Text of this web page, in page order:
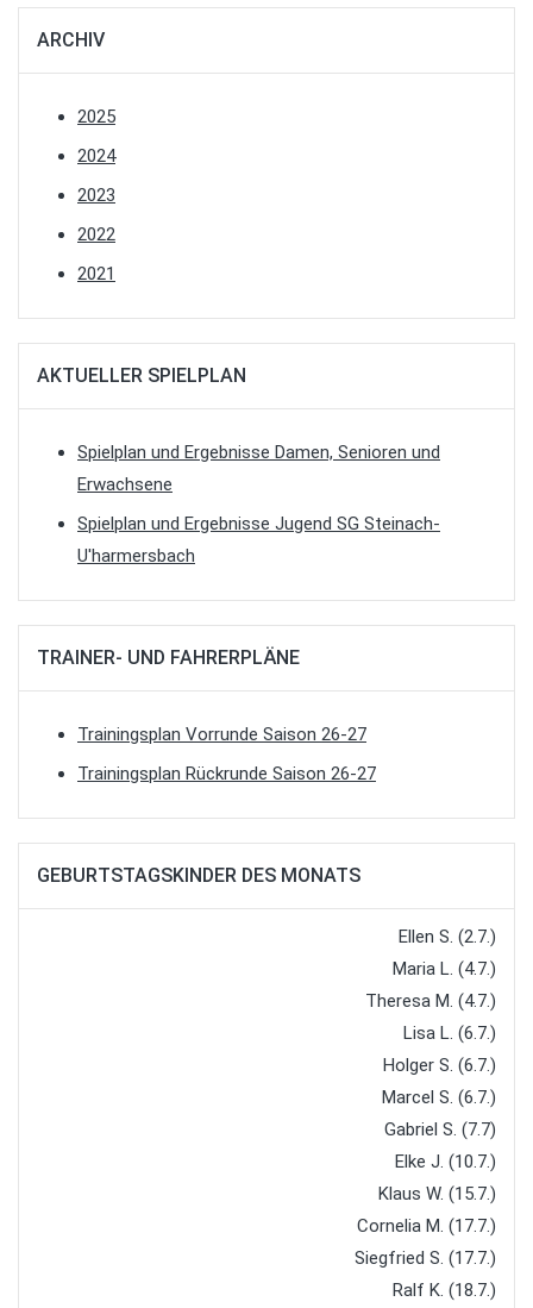
ARCHIV
2025
2024
2023
2022
2021
AKTUELLER SPIELPLAN
Spielplan und Ergebnisse Damen, Senioren und
Erwachsene
Spielplan und Ergebnisse Jugend SG Steinach-
U'harmersbach
TRAINER- UND FAHRERPLÄNE
Trainingsplan Vorrunde Saison 26-27
Trainingsplan Rückrunde Saison 26-27
GEBURTSTAGSKINDER DES MONATS
Ellen S. (2.7.)
Maria L. (4.7.)
Theresa M. (4.7.)
Lisa L. (6.7.)
Holger S. (6.7.)
Marcel S. (6.7.)
Gabriel S. (7.7)
Elke J. (10.7.)
Klaus W. (15.7.)
Cornelia M. (17.7.)
Siegfried S. (17.7.)
Ralf K. (18.7.)